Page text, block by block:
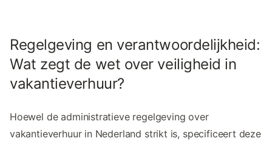
Regelgeving en verantwoordelijkheid:
Wat zegt de wet over veiligheid in
vakantieverhuur?
Hoewel de administratieve regelgeving over
vakantieverhuur in Nederland strikt is, specificeert deze